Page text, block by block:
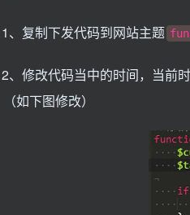
1、复制下发代码到网站主题
2、修改代码当中的时间，当前
如下图修改）